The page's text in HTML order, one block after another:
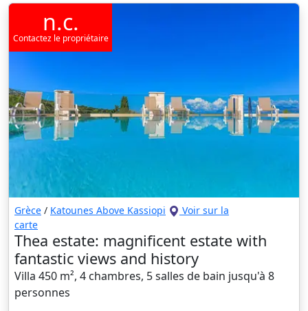
n.c.
Contactez le propriétaire
Grèce / Katounes Above Kassiopi
Voir sur la
carte
Thea estate: magnificent estate with
fantastic views and history
Villa 450 m², 4 chambres, 5 salles de bain jusqu'à 8
personnes